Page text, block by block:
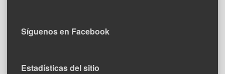
Síguenos en Facebook
Estadísticas del sitio